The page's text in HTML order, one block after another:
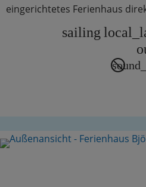
eingerichtetes Ferienhaus
sailing